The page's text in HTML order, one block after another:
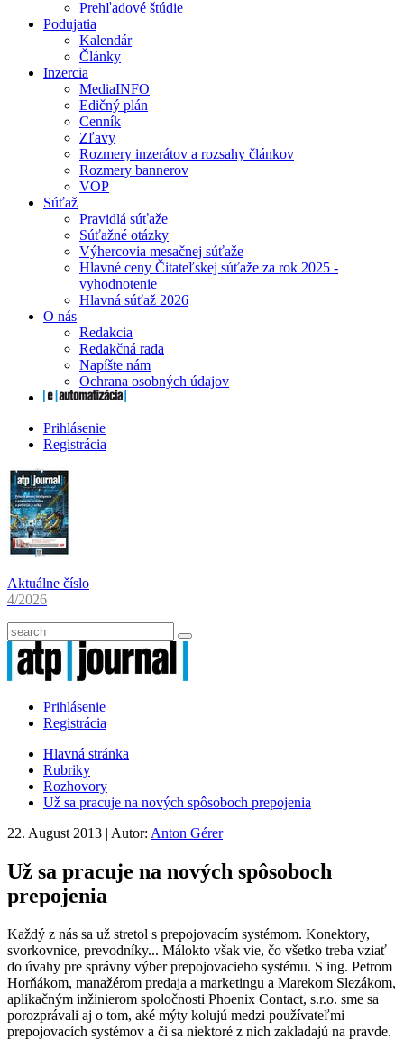
Prehľadové štúdie
Podujatia
Kalendár
Články
Inzercia
MediaINFO
Edičný plán
Cenník
Zľavy
Rozmery inzerátov a rozsahy článkov
Rozmery bannerov
VOP
Súťaž
Pravidlá súťaže
Súťažné otázky
Výhercovia mesačnej súťaže
Hlavné ceny Čitateľskej súťaže za rok 2025 -
vyhodnotenie
Hlavná súťaž 2026
O nás
Redakcia
Redakčná rada
Napíšte nám
Ochrana osobných údajov
Prihlásenie
Registrácia
Aktuálne číslo
4/2026
Prihlásenie
Registrácia
Hlavná stránka
Rubriky
Rozhovory
Už sa pracuje na nových spôsoboch prepojenia
22. August 2013 | Autor: Anton Gérer
Už sa pracuje na nových spôsoboch
prepojenia
Každý z nás sa už stretol s prepojovacím systémom. Konektory,
svorkovnice, prevodníky... Málokto však vie, čo všetko treba vziať
do úvahy pre správny výber prepojovacieho systému. S ing. Petrom
Horňákom, manažérom predaja a marketingu a Marekom Slezákom,
aplikačným inžinierom spoločnosti Phoenix Contact, s.r.o. sme sa
porozprávali aj o tom, aké mýty kolujú medzi používateľmi
prepojovacích systémov a či sa niektoré z nich zakladajú na pravde.